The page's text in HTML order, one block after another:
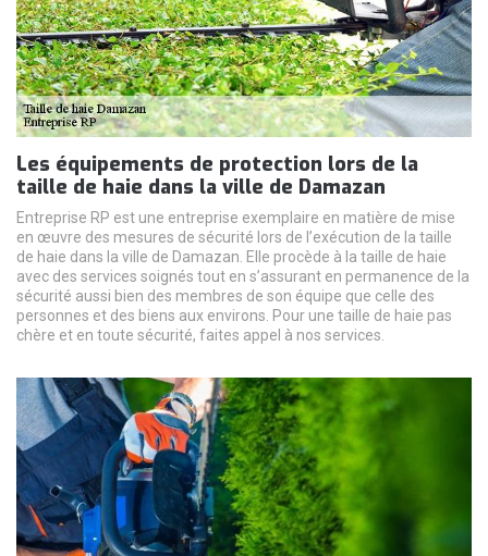
Les équipements de protection lors de la
taille de haie dans la ville de Damazan
Entreprise RP est une entreprise exemplaire en matière de mise
en œuvre des mesures de sécurité lors de l’exécution de la taille
de haie dans la ville de Damazan. Elle procède à la taille de haie
avec des services soignés tout en s’assurant en permanence de la
sécurité aussi bien des membres de son équipe que celle des
personnes et des biens aux environs. Pour une taille de haie pas
chère et en toute sécurité, faites appel à nos services.